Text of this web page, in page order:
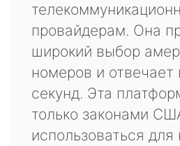
провайдерам. Она
широкий выбор
номеров и отвечает
секунд. Эта
только законами
использоваться для